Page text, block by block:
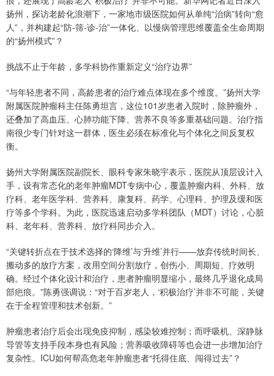
扬州，探访老龄化浪潮下，一家地市级医院如何从单纯“治病”转向“愈
人”，并构建起“防-筛-诊-治”一体化、以慢病管理思维覆盖全生命周期
的“扬州模式”？
挑战不止于年龄，多学科协作重新定义“治疗边界”
“与年轻患者不同，高龄患者的治疗难点体现在多个维度。”扬州大学
附属医院肿瘤科主任陈勇坦言，这位101岁患者入院时，除肿瘤外，
还叠加了高血压、心肺功能下降、营养不良等多重基础问题。治疗指
南很少专门针对这一群体，医生必须在标准化与个体化之间反复权
衡。
扬州大学附属医院副院长、眼科专家朱晓宇表示，医院从顶层设计入
手，设有常态化的老年肿瘤MDT专病中心，覆盖肿瘤内科、外科、放
疗科、老年医学科、营养科、康复科、药学、心理科、护理及缓和医
疗等多个学科。为此，医院迅速启动多学科团队（MDT）讨论，心脏
科、老年科、营养科、放疗科同步介入。
“关键转折点在于技术选择的‘降维’与‘升维’并行——放弃传统时间长、
搬动多的放疗方案，改用空间分割放疗，创伤小、周期短、疗效明
确。经过个体化设计和治疗，患者肿瘤明显缩小，最终几乎退化成局
部疤痕。”陈勇强调说：“对于百岁老人，‘积极治疗’并非不可能，关键
在于全程管理和技术创新。”
肿瘤患者治疗后会出现免疫抑制，感染较难控制；而呼吸机、深静脉
导管等支持手段本身也有风险；营养吸收障碍等也会进一步增加治疗
复杂性。ICU如何帮高危老年肿瘤患者“托得住底、闯得过去”？